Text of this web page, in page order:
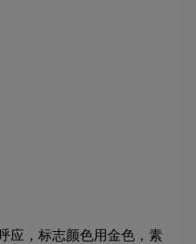
应，标志颜色用金色，素